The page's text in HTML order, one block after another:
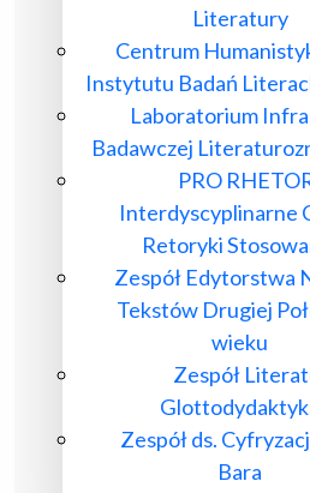
Literatury
Centrum
Instytutu Badań
Laboratorium
Badawczej
PRO
Interdyscyplinarne
Retoryki
Zespół Edytorstwa
Tekstów Drugiej
wieku
Zespół
Zespół ds.
Bara